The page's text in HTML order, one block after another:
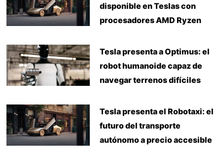
disponible en Teslas con
procesadores AMD Ryzen
Tesla presenta a Optimus: el
robot humanoide capaz de
navegar terrenos difíciles
Tesla presenta el Robotaxi: el
futuro del transporte
autónomo a precio accesible